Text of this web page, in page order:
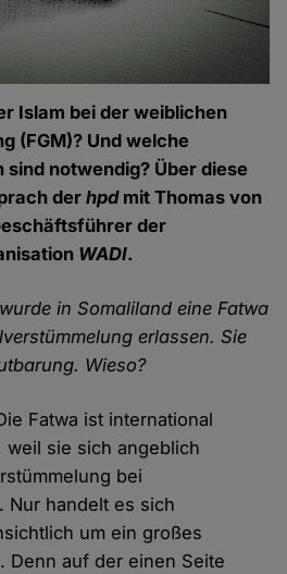
Islam bei der weiblichen
(FGM)? Und welche
notwendig? Über diese
derhpdmit Thomas von
der
WADI.
in Somaliland eine Fatwa
erlassen. Sie
Wieso?
Fatwa ist international
weil sie sich angeblich
bei
Nur handelt es sich
um ein großes
Denn auf der einen Seite